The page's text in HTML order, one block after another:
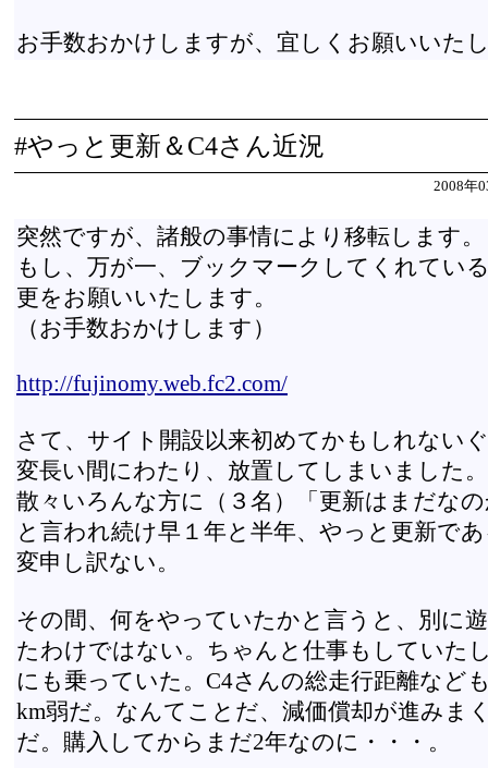
お手数おかけしますが、宜しくお願いいた
#やっと更新＆C4さん近況
2008年
突然ですが、諸般の事情により移転します。
もし、万が一、ブックマークしてくれてい
更をお願いいたします。
（お手数おかけします）
http://fujinomy.web.fc2.com/
さて、サイト開設以来初めてかもしれない
変長い間にわたり、放置してしまいました。
散々いろんな方に（３名）「更新はまだな
と言われ続け早１年と半年、やっと更新で
変申し訳ない。
その間、何をやっていたかと言うと、別に
たわけではない。ちゃんと仕事もしていた
にも乗っていた。C4さんの総走行距離など
km弱だ。なんてことだ、減価償却が進みま
だ。購入してからまだ2年なのに・・・。